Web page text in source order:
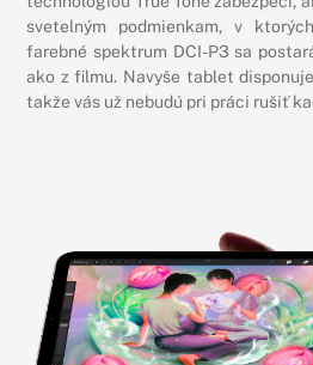
svetelným podmienkam, v
farebné spektrum DCI-P3 sa
ako z filmu. Navyše tablet
takže vás už nebudú pri práci rušiť